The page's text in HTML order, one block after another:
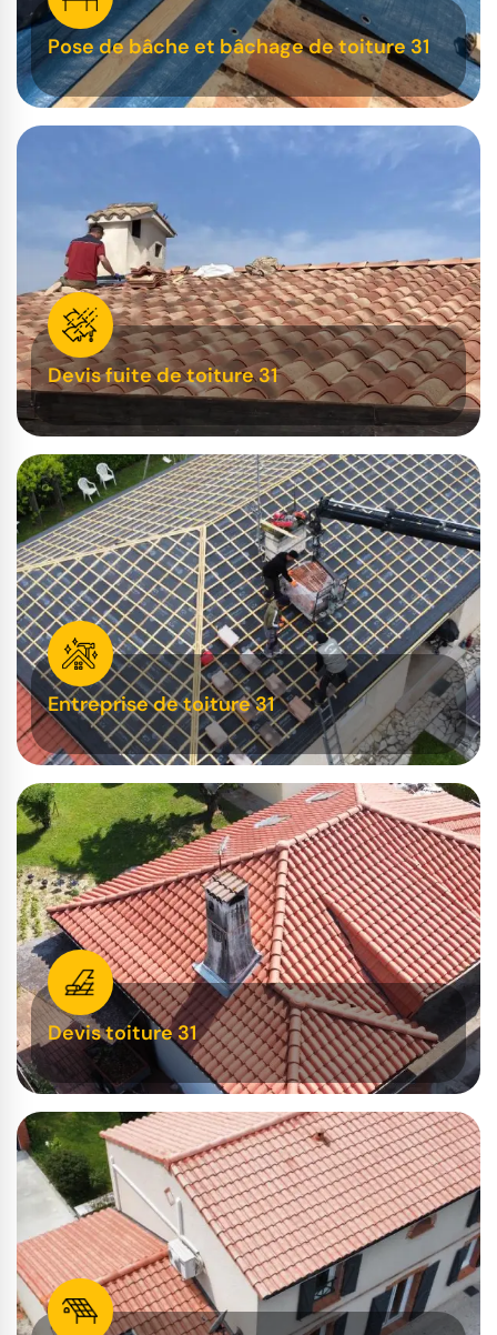
Pose de bâche et bâchage de toiture 31
Devis fuite de toiture 31
Entreprise de toiture 31
Devis toiture 31